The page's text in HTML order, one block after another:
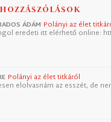
ÁDÁM Polányi az élet
eredeti itt elérhető online:
Polányi az élet titkáról
elolvasnám az esszét, de